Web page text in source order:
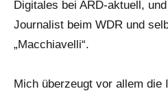
Digitales bei ARD-aktuell,
Journalist beim WDR und
„Macchiavelli“.
Mich überzeugt vor allem die